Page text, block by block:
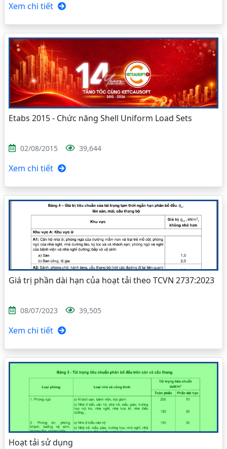
Xem chi tiết
Etabs 2015 - Chức năng Shell Uniform Load Sets
02/08/2015 39,644
Xem chi tiết
Giá trị phần dài hạn của hoạt tải theo TCVN 2737:2023
08/07/2023 39,505
Xem chi tiết
Hoạt tải sử dụng